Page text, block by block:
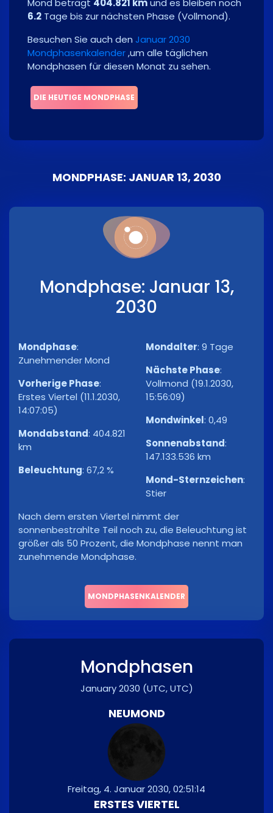
Mond beträgt 404.821 kmund es bleiben noch
6.2 Tage bis zur nächsten Phase (Vollmond).
Besuchen Sie auch den Januar 2030
Mondphasenkalender,um alle täglichen
Mondphasen für diesen Monat zu sehen.
DIE HEUTIGE MONDPHASE
MONDPHASE: JANUAR 13, 2030
Mondphase: Januar 13,
2030
Mondphase:
Zunehmender Mond
Vorherige Phase:
Erstes Viertel (11.1.2030,
14:07:05)
Mondabstand: 404.821
km
Beleuchtung: 67,2 %
Mondalter: 9 Tage
Nächste Phase:
Vollmond (19.1.2030,
15:56:09)
Mondwinkel: 0,49
Sonnenabstand:
147.133.536 km
Mond-Sternzeichen:
Stier
Nach dem ersten Viertel nimmt der
sonnenbestrahlte Teil noch zu, die Beleuchtung ist
größer als 50 Prozent, die Mondphase nennt man
zunehmende Mondphase.
MONDPHASENKALENDER
Mondphasen
January 2030 (UTC, UTC)
NEUMOND
Freitag, 4. Januar 2030, 02:51:14
ERSTES VIERTEL